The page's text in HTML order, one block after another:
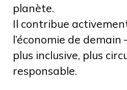
planète.
Il contribue
l’économie de
plus inclusive, plus
responsable.